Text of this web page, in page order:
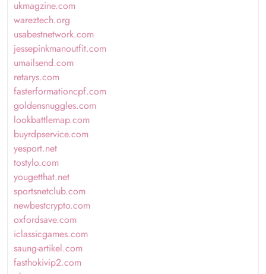
ukmagzine.com
wareztech.org
usabestnetwork.com
jessepinkmanoutfit.com
umailsend.com
retarys.com
fasterformationcpf.com
goldensnuggles.com
lookbattlemap.com
buyrdpservice.com
yesport.net
tostylo.com
yougetthat.net
sportsnetclub.com
newbestcrypto.com
oxfordsave.com
iclassicgames.com
saung-artikel.com
fasthokivip2.com